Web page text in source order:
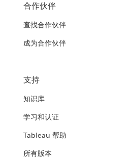
合作伙伴
查找合作伙伴
成为合作伙伴
支持
知识库
学习和认证
Tableau 帮助
所有版本